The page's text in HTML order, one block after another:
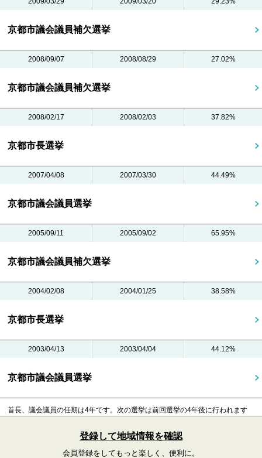
京都市議会議員補欠選挙
2008/09/07 2008/08/29 27.02%
京都市議会議員補欠選挙
2008/02/17 2008/02/03 37.82%
京都市長選挙
2007/04/08 2007/03/30 44.49%
京都市議会議員選挙
2005/09/11 2005/09/02 65.95%
京都市議会議員補欠選挙
2004/02/08 2004/01/25 38.58%
京都市長選挙
2003/04/13 2003/04/04 44.12%
京都市議会議員選挙
首長、議会議員の任期は4年です。 次の選挙は前回選挙の4年後に行われます
登録して地域情報を確認
会員登録をしてもっと楽しく、便利に。